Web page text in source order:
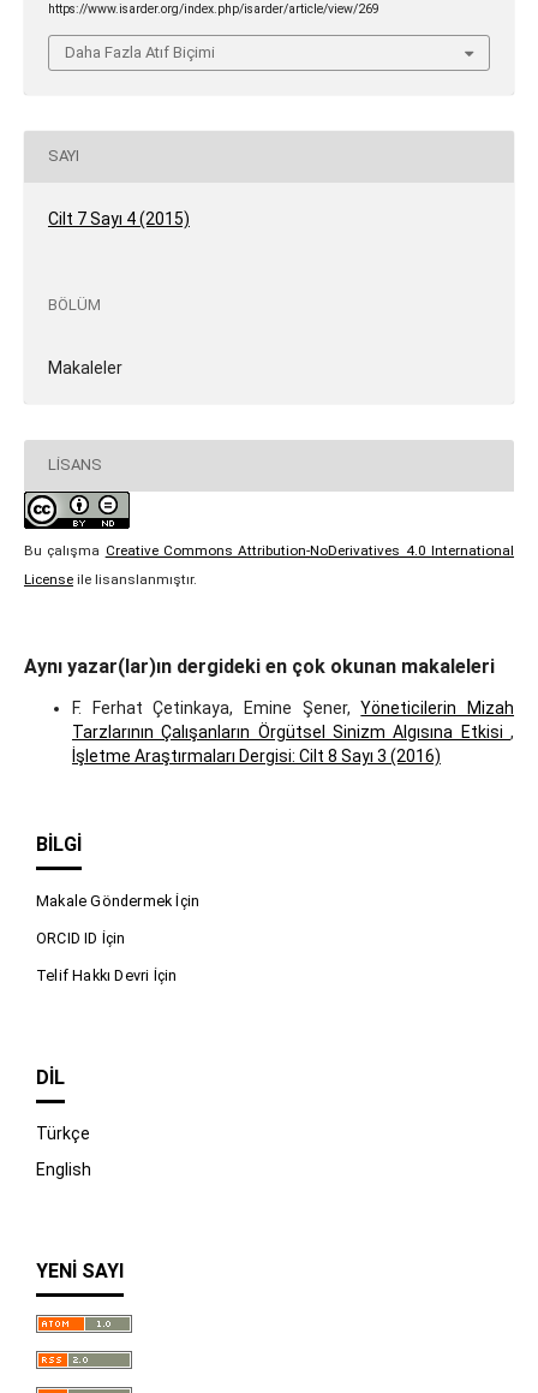
https://www.isarder.org/index.php/isarder/article/view/269
Daha Fazla Atıf Biçimi
SAYI
Cilt 7 Sayı 4 (2015)
BÖLÜM
Makaleler
LISANS
Bu çalışma Creative Commons Attribution-NoDerivatives 4.0 International
Licenseile lisanslanmıştır.
Aynı yazar(lar)ın dergideki en çok okunan makaleleri
F. Ferhat Çetinkaya, Emine Şener,Yöneticilerin Mizah
Tarzlarının Çalışanların Örgütsel Sinizm Algısına Etkisi,
İşletme Araştırmaları Dergisi: Cilt 8 Sayı 3 (2016)
BILGI
Makale Göndermek İçin
ORCID ID İçin
Telif Hakkı Devri İçin
DIL
Türkçe
English
YENI SAYI